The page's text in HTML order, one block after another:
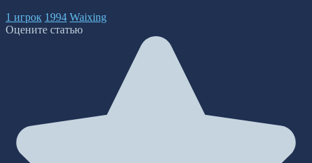
1 игрок 1994 Waixing
Оцените статью